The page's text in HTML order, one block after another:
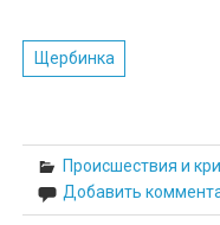
Щербинка
Происшествия и
Добавить